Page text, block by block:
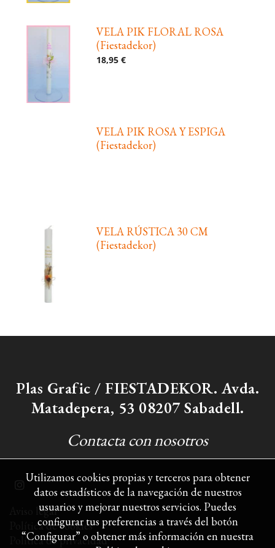
VELA PIK FLORAL ROSA
(Fiestadekor)
18,95 €
VELA PIK ROSA Y ESPIGA
(Fiestadekor)
VELA RÚSTICA 30 CM
(Fiestadekor)
Plas Grafic / FIESTADEKOR. Avda.
Matadepera, 53 08207 Sabadell.
Contacta con nosotros
Aviso legal
Política de cookies
Política de privacidad
Utilizamos cookies propias y terceros para obtener
datos estadísticos de la navegación de nuestros
usuarios y mejorar nuestros servicios. Puedes
configurar tus preferencias a través del botón
“Configurar” o obtener más información en nuestra